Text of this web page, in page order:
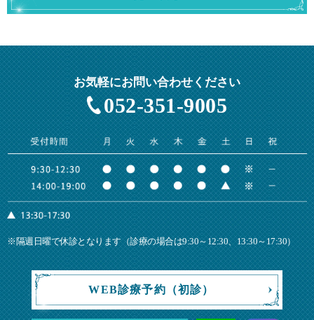
お気軽にお問い合わせください
052-351-9005
※隔週日曜で休診となります（診療の場合は9:30～12:30、13:30～17:30）
WEB診療予約（初診）